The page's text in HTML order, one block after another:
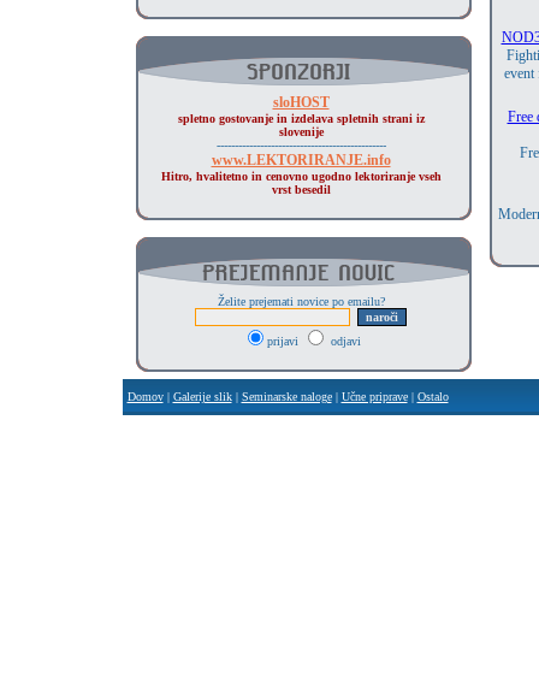
sloHOST
spletno gostovanje in izdelava spletnih strani iz
slovenije
-----------------------------------------------
www.LEKTORIRANJE.info
Hitro, hvalitetno in cenovno ugodno lektoriranje vseh
vrst besedil
Želite prejemati novice po emailu?
prijavi odjavi
Free
Domov| Galerije slik| Seminarske naloge| Učne priprave| Ostalo